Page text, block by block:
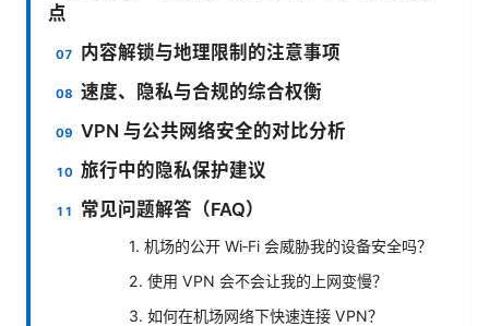
点
内容解锁与地理限制的注意事项
速度、隐私与合规的综合权衡
VPN 与公共网络安全的对比分析
旅行中的隐私保护建议
常见问题解答（FAQ）
1. 机场的公开 Wi‑Fi 会威胁我的设备安全吗？
2. 使用 VPN 会不会让我的上网变慢？
3. 如何在机场网络下快速连接 VPN？